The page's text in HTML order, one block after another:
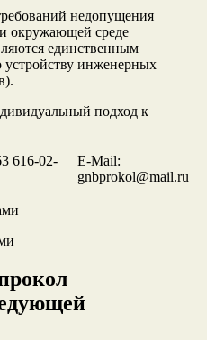
недопущения
окружающей среде
единственным
устройству инженерных
подход к
616-02-
E-Mail:
gnbprokol@mail.ru